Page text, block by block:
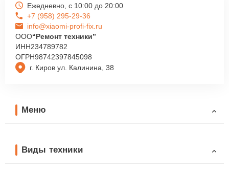
г. Киров ул. Калинина, 38
Ежедневно, с 10:00 до 20:00
+7 (958) 295-29-36
info@xiaomi-profi-fix.ru
ООО“Ремонт техники”
ИНН234789782
ОГРН98742397845098
Меню
Виды техники